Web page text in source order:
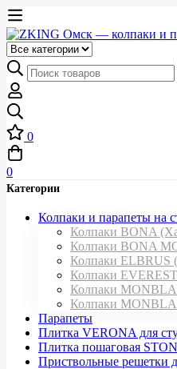
Выберите
категорию
Искать:
0
0
Категории
Колпаки и парапеты на
Колпаки BONA
Колпаки BONA
Колпаки ELBRUS
Колпаки
Колпаки
Колпаки
Парапеты
Плитка VERONA для
Плитка пошаговая
Приствольные решетки